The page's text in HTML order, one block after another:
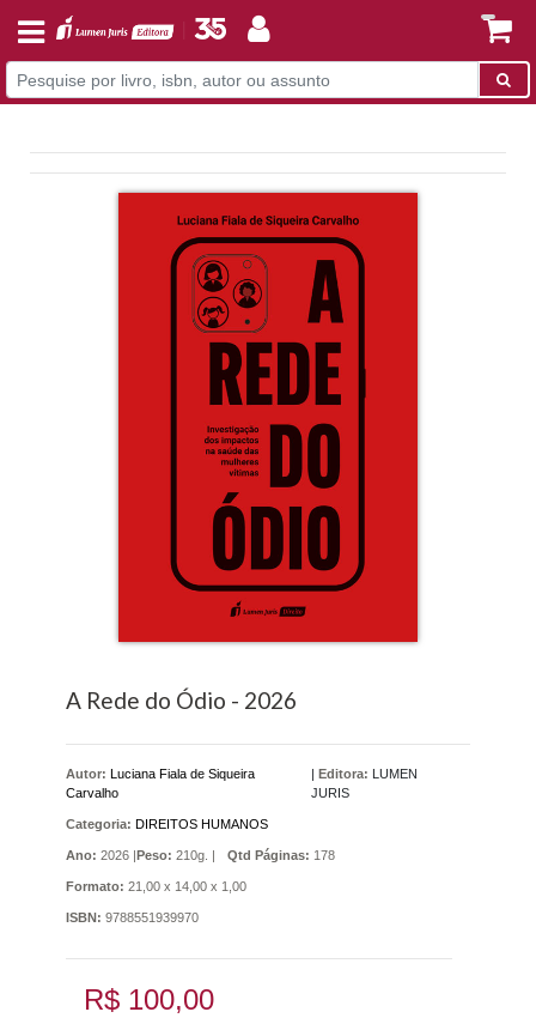
A Rede do Ódio - 2026
Autor: Luciana Fiala de Siqueira
Carvalho
Editora: LUMEN
JURIS
Categoria: DIREITOS HUMANOS
Ano: 2026 | Peso: 210g. | Qtd Páginas: 178
Formato: 21,00 x 14,00 x 1,00
ISBN: 9788551939970
R$ 100,00